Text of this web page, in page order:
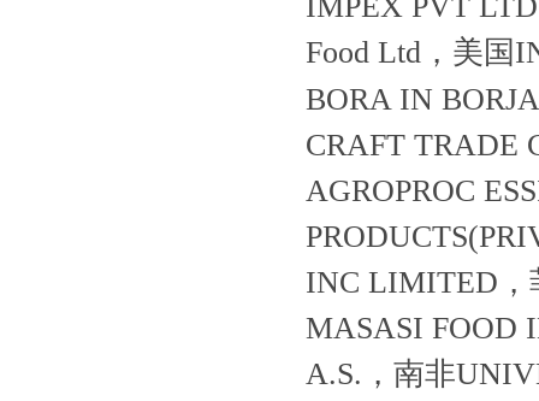
Food Ltd，美国
BORA IN
CRAFT TRADE
AGROPROC
INC LIMITED，
MASASI FOOD
A.S.，南非